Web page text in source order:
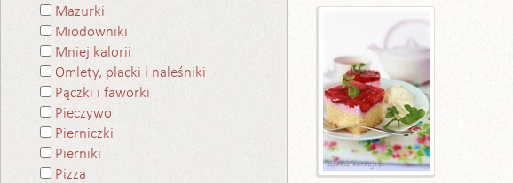
Mazurki
Miodowniki
Mniej kalorii
Omlety, placki i naleśniki
Pączki i faworki
Pieczywo
Pierniczki
Pierniki
Pizza